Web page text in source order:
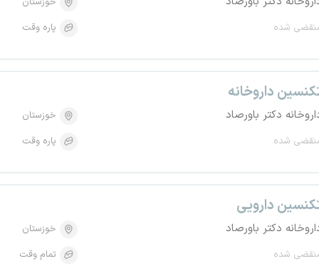
شده
پاره وقت
داروخانه
دکتر باورصاد
شده
خوزستان
پاره وقت
دارویی
دکتر باورصاد
شده
خوزستان
تمام وقت